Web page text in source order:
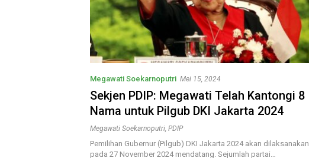
Megawati Soekarnoputri Mei 15, 2024
Sekjen PDIP: Megawati Telah Kantongi 8
Nama untuk Pilgub DKI Jakarta 2024
Megawati Soekarnoputri PDIP
Pemilihan Gubernur (Pilgub) DKI Jakarta 2024 akan dilaksanakan
pada 27 November 2024 mendatang. Sejumlah partai…